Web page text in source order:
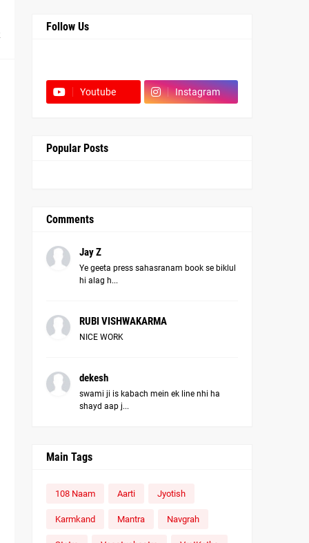
Follow Us
Youtube Instagram
Popular Posts
Comments
Jay Z
Ye geeta press sahasranam book se biklul
hi alag h...
RUBI VISHWAKARMA
NICE WORK
dekesh
swami ji is kabach mein ek line nhi ha
shayd aap j...
Main Tags
108 Naam Aarti Jyotish
Karmkand Mantra Navgrah